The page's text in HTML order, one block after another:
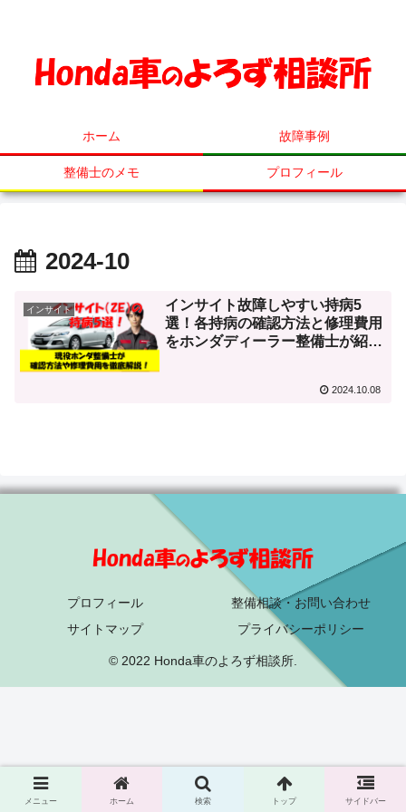
ホーム 故障事例
整備士のメモ プロフィール
2024-10
インサイト
インサイト故障しやすい持病5
選！各持病の確認方法と修理費用
をホンダディーラー整備士が紹
2024.10.08
プロフィール
整備相談・お問い合わせ
サイトマップ
プライバシーポリシー
© 2022 Honda車のよろず相談所.
メニュー ホーム 検索 トップ サイドバー